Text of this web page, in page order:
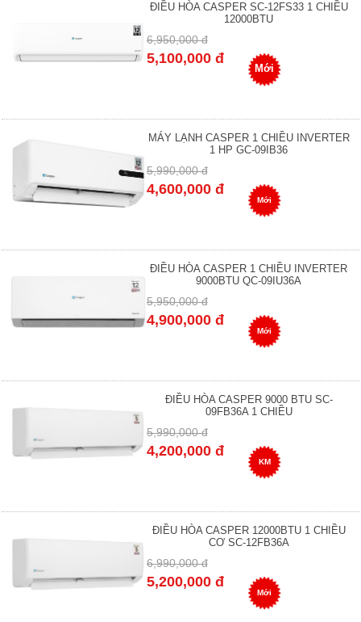
ĐIỀU HÒA CASPER SC-12FS33 1 CHIỀU
12000BTU
6,950,000 đ
5,100,000 đ
Mới
MÁY LẠNH CASPER 1 CHIỀU INVERTER
1 HP GC-09IB36
5,990,000 đ
4,600,000 đ
Mới
ĐIỀU HÒA CASPER 1 CHIỀU INVERTER
9000BTU QC-09IU36A
5,950,000 đ
4,900,000 đ
Mới
ĐIỀU HÒA CASPER 9000 BTU SC-
09FB36A 1 CHIỀU
5,990,000 đ
4,200,000 đ
KM
ĐIỀU HÒA CASPER 12000BTU 1 CHIỀU
CƠ SC-12FB36A
6,990,000 đ
5,200,000 đ
Mới